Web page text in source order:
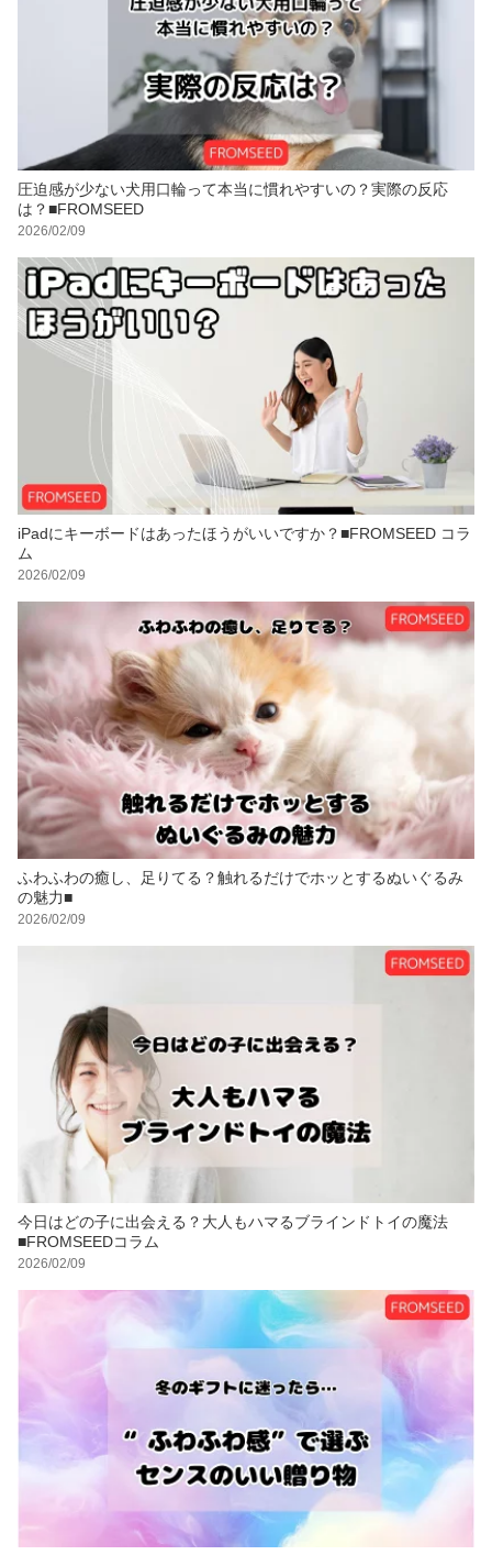
圧迫感が少ない犬用口輪って本当に慣れやすいの？実際の反応
は？■FROMSEED
2026/02/09
iPadにキーボードはあったほうがいいですか？■FROMSEED コラ
ム
2026/02/09
ふわふわの癒し、足りてる？触れるだけでホッとするぬいぐるみ
の魅力■
2026/02/09
今日はどの子に出会える？大人もハマるブラインドトイの魔法
■FROMSEEDコラム
2026/02/09